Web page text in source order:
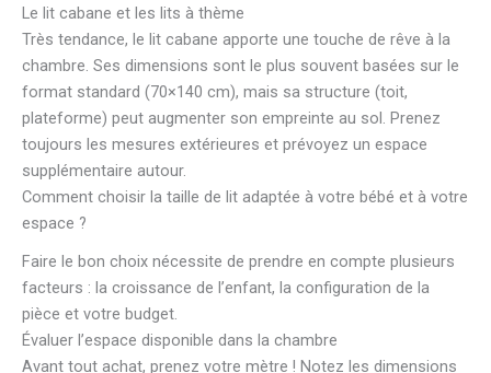
Le lit cabane et les lits à thème
Très tendance, le lit cabane apporte une touche de rêve à la
chambre. Ses dimensions sont le plus souvent basées sur le
format standard (70×140 cm), mais sa structure (toit,
plateforme) peut augmenter son empreinte au sol. Prenez
toujours les mesures extérieures et prévoyez un espace
supplémentaire autour.
Comment choisir la taille de lit adaptée à votre bébé et à votre
espace ?
Faire le bon choix nécessite de prendre en compte plusieurs
facteurs : la croissance de l’enfant, la configuration de la
pièce et votre budget.
Évaluer l’espace disponible dans la chambre
Avant tout achat, prenez votre mètre ! Notez les dimensions